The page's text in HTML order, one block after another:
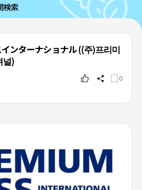
検索
ンターナショナル ((주)프리미
널)
0